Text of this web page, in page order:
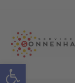
Werkzeugleiste öffnen